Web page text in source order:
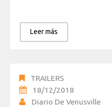
Leer más
TRAILERS
18/12/2018
Diario De Venusville